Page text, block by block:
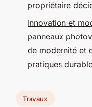
propriétaire
Innovation et
panneaux
de modernité et
pratiques
Travaux